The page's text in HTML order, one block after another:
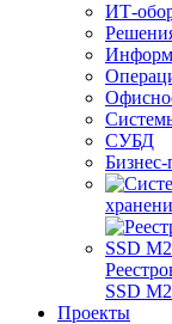
ИТ-
СУБД
SSD
Проекты